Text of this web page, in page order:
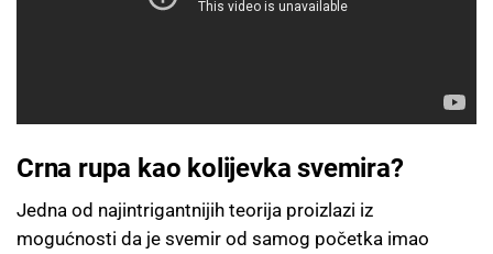
Crna rupa kao kolijevka svemira?
Jedna od najintrigantnijih teorija proizlazi iz
mogućnosti da je svemir od samog početka imao